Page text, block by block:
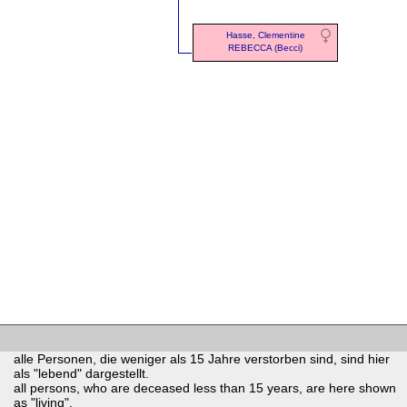
Hasse, Clementine
REBECCA (Becci)
alle Personen, die weniger als 15 Jahre verstorben sind, sind hier
als "lebend" dargestellt.
all persons, who are deceased less than 15 years, are here shown
as "living".